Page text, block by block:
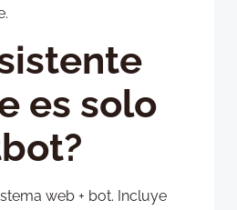
es solo
web + bot. Incluye